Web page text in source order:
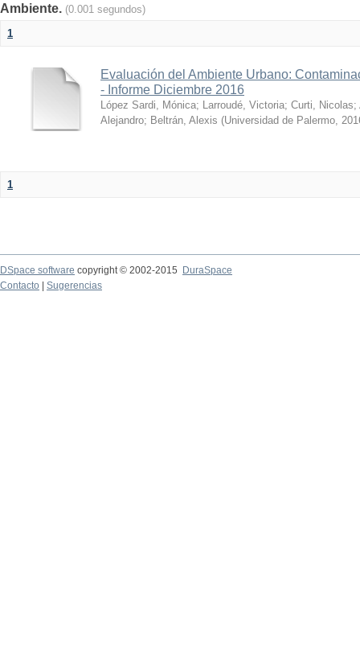
Ambiente. (0.001 segundos)
1
Evaluación del Ambiente Urbano:
- Informe Diciembre 2016
López Sardi, Mónica; Larroudé, Victoria; Curti, Nicolas;
Alejandro; Beltrán, Alexis (Universidad de Palermo,
1
DSpace software copyright © 2002-2015
DuraSpace
Contacto
Sugerencias